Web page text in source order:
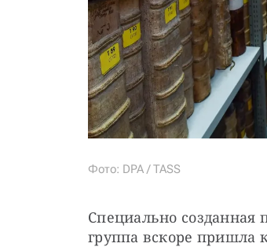
Фото: DPA / TASS
Специально созданная
группа вскоре пришла